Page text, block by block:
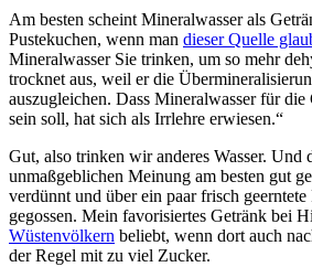
Am besten scheint Mineralwasser als
Pustekuchen, wenn man dieser Quelle
Mineralwasser Sie trinken, um so mehr
trocknet aus, weil er die
auszugleichen. Dass Mineralwasser für
sein soll, hat sich als Irrlehre erwiesen.“
Gut, also trinken wir anderes Wasser. Und
unmaßgeblichen Meinung am besten gut
verdünnt und über ein paar frisch
gegossen. Mein favorisiertes Getränk bei
Wüstenvölkern beliebt, wenn dort auch
der Regel mit zu viel Zucker.